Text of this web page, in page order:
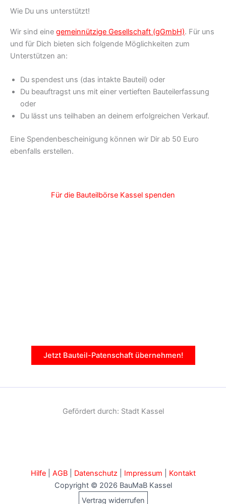
Wie Du uns unterstützt!
Wir sind eine gemeinnützige Gesellschaft (gGmbH). Für uns
und für Dich bieten sich folgende Möglichkeiten zum
Unterstützen an:
Du spendest uns (das intakte Bauteil) oder
Du beauftragst uns mit einer vertieften Bauteilerfassung
oder
Du lässt uns teilhaben an deinem erfolgreichen Verkauf.
Eine Spendenbescheinigung können wir Dir ab 50 Euro
ebenfalls erstellen.
Für die Bauteilbörse Kassel spenden
Jetzt Bauteil-Patenschaft übernehmen!
Gefördert durch: Stadt Kassel
Hilfe| AGB| Datenschutz| Impressum
Kontakt
Copyright © 2026 BauMaB Kassel
Vertrag widerrufen